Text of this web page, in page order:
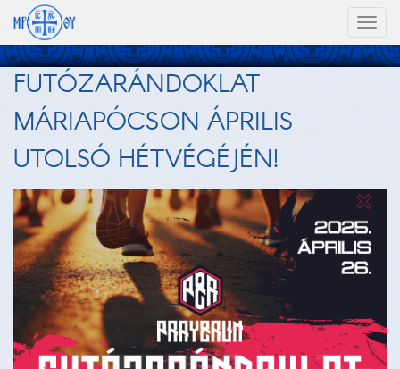
FUTÓZARÁNDOKLAT
MÁRIAPÓCSON ÁPRILIS
UTOLSÓ HÉTVÉGÉJÉN!